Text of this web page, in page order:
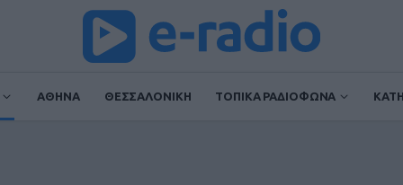
ΑΘΗΝΑ ΘΕΣΣΑΛΟΝΙΚΗ ΤΟΠΙΚΑ ΡΑΔΙΟΦΩΝΑ